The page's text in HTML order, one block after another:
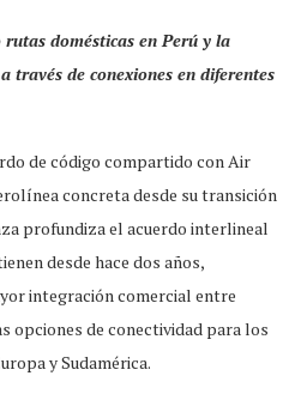
domésticas en Perú y la
través de conexiones en diferentes
de código compartido con Air
concreta desde su transición
profundiza el acuerdo interlineal
desde hace dos años,
integración comercial entre
opciones de conectividad para los
y Sudamérica.